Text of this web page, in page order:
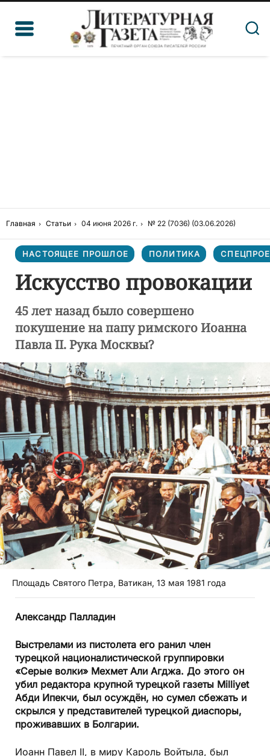
Главная Статьи 04 июня 2026 г. № 22 (7036) (03.06.2026)
НАСТОЯЩЕЕ ПРОШЛОЕ ПОЛИТИКА
Искусство провокации
45 лет назад было совершено
покушение на папу римского Иоанна
Павла II. Рука Москвы?
Площадь Святого Петра, Ватикан, 13 мая 1981 года
Александр Палладин
Выстрелами из пистолета его ранил член
турецкой националистической группировки
«Серые волки» Мехмет Али Агджа. До этого он
убил редактора крупной турецкой газеты Milliyet
Абди Ипекчи, был осуждён, но сумел сбежать и
скрылся у представителей турецкой диаспоры,
проживавших в Болгарии.
Иоанн Павел II, в миру Кароль Войтыла, был